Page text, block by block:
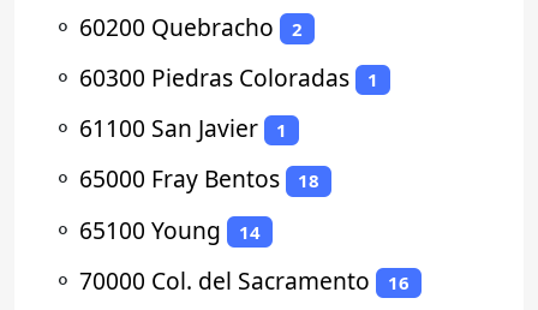
⚬ 60200 Quebracho 2
⚬ 60300 Piedras Coloradas 1
⚬ 61100 San Javier 1
⚬ 65000 Fray Bentos 18
⚬ 65100 Young 14
⚬ 70000 Col. del Sacramento 16